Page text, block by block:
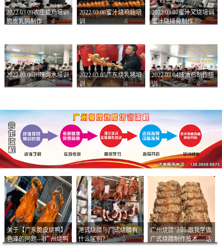
2022.03.09农庄烧鸡培训
脆皮乳鸽制作
2022.03.08蜜汁烧鸡翅培
训
2022.03.07蜜汁叉烧培训
蜜汁烧排骨制作
2022.03.06川味卤水培训
2022.03.05广东烧乳猪培
训
2022.03.04豉油鸡制作培
训
关于【广东脆皮烧鸭】
色泽的问题---[广州烧鸭
港式烧腊与广式烧腊有
什么区别？
广州烧腊培训-跟我学做
广式烧腊制作技术----话